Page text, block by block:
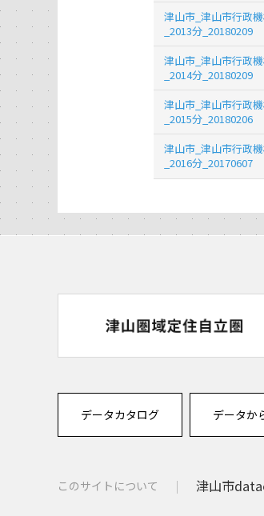
津山市_津山市行政
_2013分_20180209
津山市_津山市行政
_2014分_20180209
津山市_津山市行政
_2015分_20180206
津山市_津山市行政
_2016分_20170607
データカタログ データか
このサイトについて 津山市